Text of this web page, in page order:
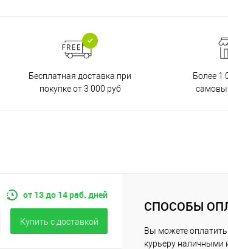
Бесплатная доставка при
покупке от 3 000 руб
Более 1
от 13 до 14 раб. дней
Купить c доставкой
СПОСОБЫ
Вы можете оплатить
курьеру наличными